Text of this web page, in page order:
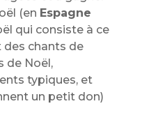
(en Espagne
qui consiste à ce
des chants de
de Noël,
typiques, et
un petit don)